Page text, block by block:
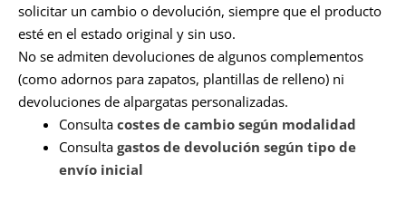
solicitar un cambio o devolución, siempre que el producto
esté en el estado original y sin uso.
No se admiten devoluciones de algunos complementos
(como adornos para zapatos, plantillas de relleno) ni
devoluciones de alpargatas personalizadas.
Consulta costes de cambio según modalidad
Consulta gastos de devolución según tipo de
envío inicial